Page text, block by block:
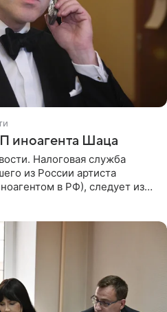
иноагента Шаца
Налоговая служба
из России артиста
в РФ), следует из